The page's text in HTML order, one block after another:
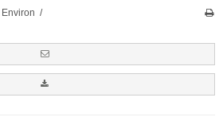
Environ /